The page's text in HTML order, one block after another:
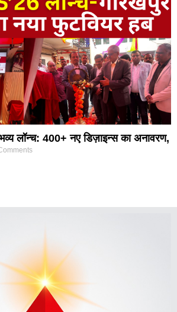
भव्य लॉन्च: 400+ नए डिज़ाइन्स का अनावरण,